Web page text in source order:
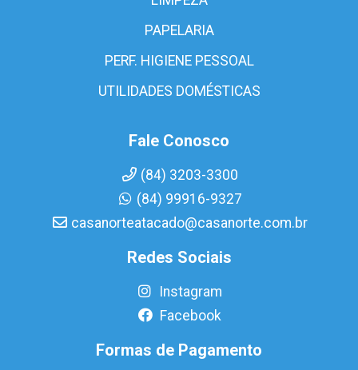
PAPELARIA
PERF. HIGIENE PESSOAL
UTILIDADES DOMÉSTICAS
Fale Conosco
(84) 3203-3300
(84) 99916-9327
casanorteatacado@casanorte.com.br
Redes Sociais
Instagram
Facebook
Formas de Pagamento